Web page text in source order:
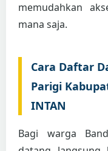
memudahkan
mana saja.
Cara Daftar
Parigi
INTAN
Bagi warga